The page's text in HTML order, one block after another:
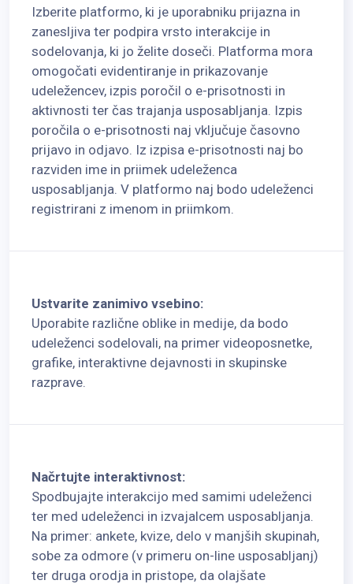
Izberite platformo, ki je uporabniku prijazna in
zanesljiva ter podpira vrsto interakcije in
sodelovanja, ki jo želite doseči. Platforma mora
omogočati evidentiranje in prikazovanje
udeležencev, izpis poročil o e-prisotnosti in
aktivnosti ter čas trajanja usposabljanja. Izpis
poročila o e-prisotnosti naj vključuje časovno
prijavo in odjavo. Iz izpisa e-prisotnosti naj bo
razviden ime in priimek udeleženca
usposabljanja. V platformo naj bodo udeleženci
registrirani z imenom in priimkom.
Ustvarite zanimivo vsebino:
Uporabite različne oblike in medije, da bodo
udeleženci sodelovali, na primer videoposnetke,
grafike, interaktivne dejavnosti in skupinske
razprave.
Načrtujte interaktivnost:
Spodbujajte interakcijo med samimi udeleženci
ter med udeleženci in izvajalcem usposabljanja.
Na primer: ankete, kvize, delo v manjših skupinah,
sobe za odmore (v primeru on-line usposabljanj)
ter druga orodja in pristope, da olajšate